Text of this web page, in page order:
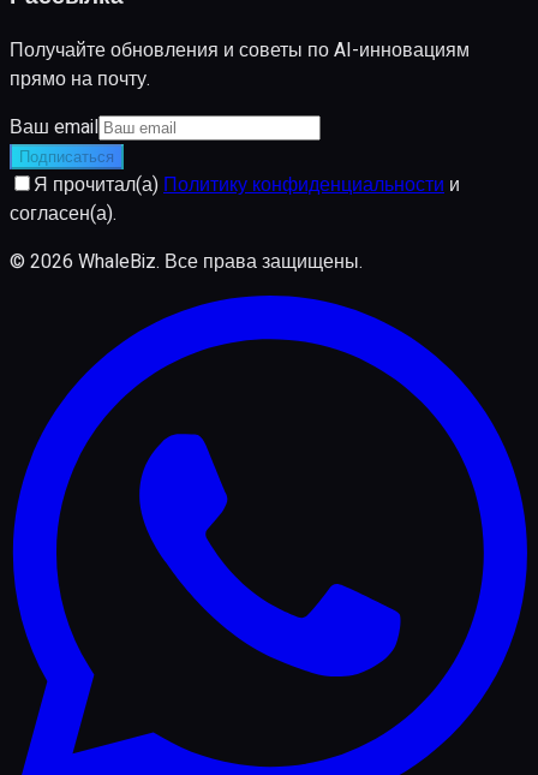
Получайте обновления и советы по AI-инновациям
прямо на почту.
Ваш email
Подписаться
Я прочитал(а)Политику конфиденциальности и
согласен(а).
© 2026 WhaleBiz. Все права защищены.